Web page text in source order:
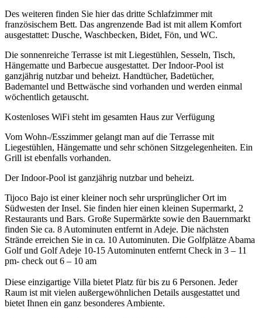
Des weiteren finden Sie hier das dritte Schlafzimmer mit
französischem Bett. Das angrenzende Bad ist mit allem Komfort
ausgestattet: Dusche, Waschbecken, Bidet, Fön, und WC.
Die sonnenreiche Terrasse ist mit Liegestühlen, Sesseln, Tisch,
Hängematte und Barbecue ausgestattet. Der Indoor-Pool ist
ganzjährig nutzbar und beheizt. Handtücher, Badetücher,
Bademantel und Bettwäsche sind vorhanden und werden einmal
wöchentlich getauscht.
Kostenloses WiFi steht im gesamten Haus zur Verfügung
Vom Wohn-/Esszimmer gelangt man auf die Terrasse mit
Liegestühlen, Hängematte und sehr schönen Sitzgelegenheiten. Ein
Grill ist ebenfalls vorhanden.
Der Indoor-Pool ist ganzjährig nutzbar und beheizt.
Tijoco Bajo ist einer kleiner noch sehr ursprünglicher Ort im
Südwesten der Insel. Sie finden hier einen kleinen Supermarkt, 2
Restaurants und Bars. Große Supermärkte sowie den Bauernmarkt
finden Sie ca. 8 Autominuten entfernt in Adeje. Die nächsten
Strände erreichen Sie in ca. 10 Autominuten. Die Golfplätze Abama
Golf und Golf Adeje 10-15 Autominuten entfernt Check in 3 – 11
pm- check out 6 – 10 am
Diese einzigartige Villa bietet Platz für bis zu 6 Personen. Jeder
Raum ist mit vielen außergewöhnlichen Details ausgestattet und
bietet Ihnen ein ganz besonderes Ambiente.